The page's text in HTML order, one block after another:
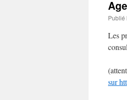
Publié
Les
sur